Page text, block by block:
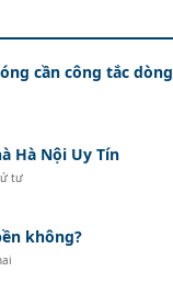
cần công tắc dòng
Hà Nội Uy Tín
tư
không?